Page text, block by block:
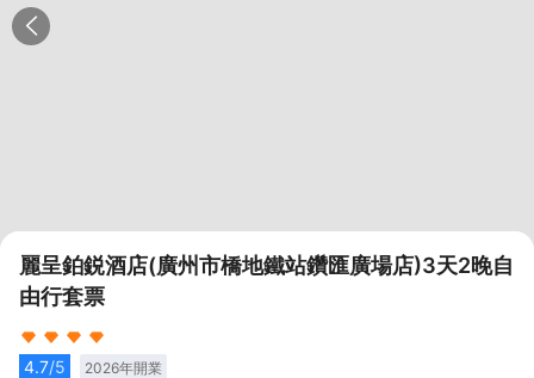
麗呈鉑鋭酒店(廣州市橋地鐵站鑽匯廣場店)3天2晚自
由行套票
4.7/5 2026年開業